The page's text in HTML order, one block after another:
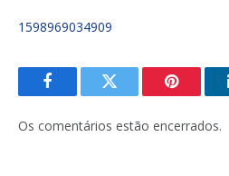
1598969034909
FacebookTwitter Pinterest
Os comentários estão encerrados.